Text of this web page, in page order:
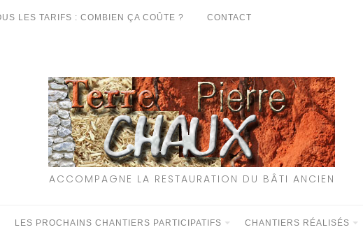
LES TARIFS : COMBIEN ÇA COÛTE ? CONTACT
ACCOMPAGNE LA RESTAURATION DU BÂTI ANCIEN
LES PROCHAINS CHANTIERS PARTICIPATIFS CHANTIERS RÉALISÉS